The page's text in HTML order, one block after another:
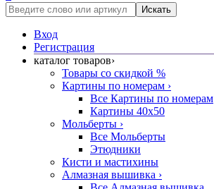
Искать
Вход
Регистрация
каталог товаров›
Товары со скидкой %
Картины по номерам ›
Все Картины по номерам
Картины 40x50
Мольберты ›
Все Мольберты
Этюдники
Кисти и мастихины
Алмазная вышивка ›